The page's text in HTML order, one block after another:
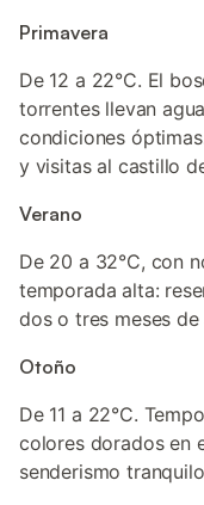
Primavera
De 12 a 22°C. El
torrentes llevan
condiciones
y visitas al castillo
Verano
De 20 a 32°C, con
temporada alta:
dos o tres meses
Otoño
De 11 a 22°C.
colores dorados en
senderismo